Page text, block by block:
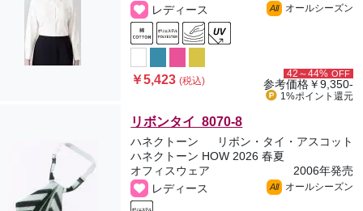
レディース
All オールシーズン
￥5,423(税込)
42～44% OFF
参考価格￥9,350-
1%ポイント 還元
リボンタイ 8070-8
ハネクトーン
リボン・タイ・アスコット
ハネクトーン HOW 2026 春夏
オフィスウェア
2006年発売
レディース
All オールシーズン